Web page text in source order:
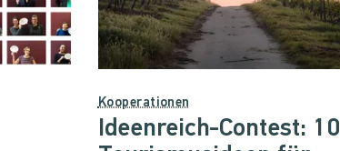
Kooperationen
Ideenreich-Contest: 10